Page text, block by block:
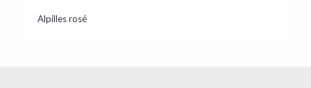
Alpilles rosé